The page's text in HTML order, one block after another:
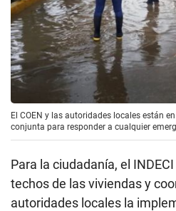
El COEN y las autoridades locales están
conjunta para responder a cualquier
Para la ciudadanía, el
techos de las viviendas y
autoridades locales la